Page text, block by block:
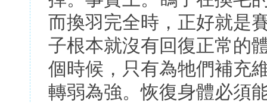
而換羽完全時，正好就是
子根本就沒有回復正常的
個時候，只有為牠們補充
轉弱為強。恢復身體必須